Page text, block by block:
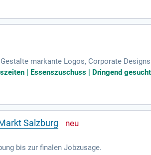
markante Logos, Corporate
Bewerbe dich jetzt!
| Essenszuschuss | Dringend
Salzburg
bis zur finalen Jobzusage.